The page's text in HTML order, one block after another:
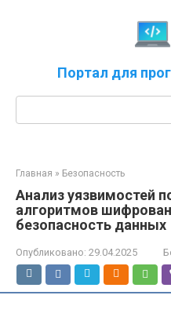
Портал для
Главная » Безопасность
Анализ уязвимостей
алгоритмов
безопасность данных
Опубликовано: 29.04.2025